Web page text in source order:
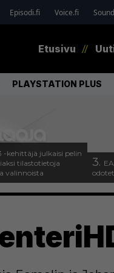
Episodi.fi Voice.fi
Etusivu
PLAYSTATION PLUS
-kehittäjä julkaisi pelin
tilastotietoja
valinnoista
3.